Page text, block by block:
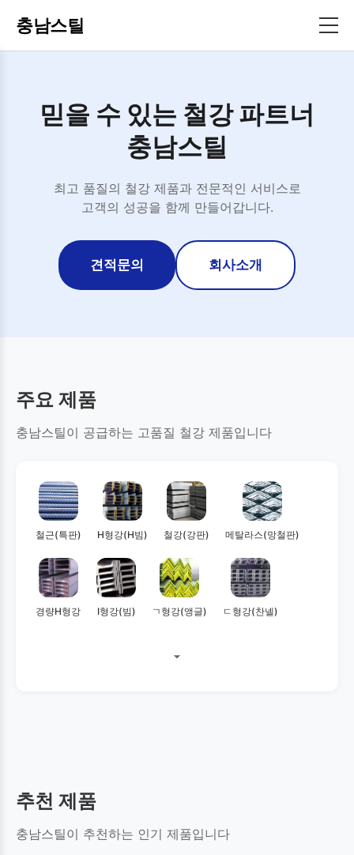
충남스틸
믿을 수 있는 철강 파트너
충남스틸
최고 품질의 철강 제품과 전문적인 서비스로
고객의 성공을 함께 만들어갑니다.
견적문의 회사소개
주요 제품
충남스틸이 공급하는 고품질 철강 제품입니다
철근(특판) H형강(H빔) 철강(강판) 메탈라스(망철판)
경량H형강 I형강(빔) ㄱ형강(앵글) ㄷ형강(찬넬)
추천 제품
충남스틸이 추천하는 인기 제품입니다